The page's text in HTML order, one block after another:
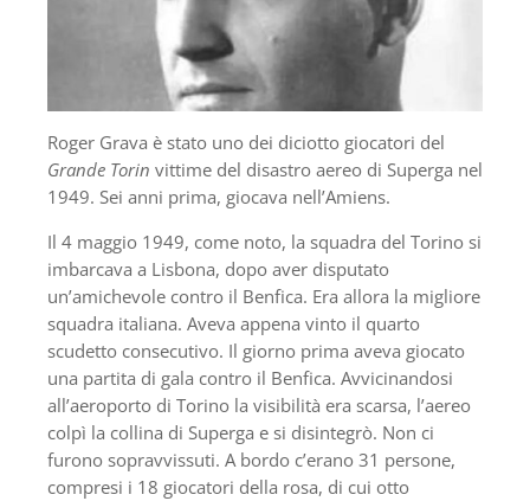
Roger Grava è stato uno dei diciotto giocatori del
Grande Torin vittime del disastro aereo di Superga nel
1949. Sei anni prima, giocava nell’Amiens.
Il 4 maggio 1949, come noto, la squadra del Torino si
imbarcava a Lisbona, dopo aver disputato
un’amichevole contro il Benfica. Era allora la migliore
squadra italiana. Aveva appena vinto il quarto
scudetto consecutivo. Il giorno prima aveva giocato
una partita di gala contro il Benfica. Avvicinandosi
all’aeroporto di Torino la visibilità era scarsa, l’aereo
colpì la collina di Superga e si disintegrò. Non ci
furono sopravvissuti. A bordo c’erano 31 persone,
compresi i 18 giocatori della rosa, di cui otto